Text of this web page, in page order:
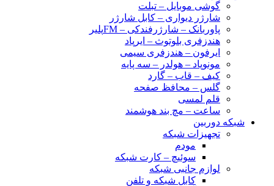
گوشی موبایل – تبلت
شارژر دیواری – کابل شارژر
پاوربانک – شارژرفندکی – FMپلیر
هندزفری بلوتوث – ایرپاد
ایرفون – هندزفری سیمی
مونوپاد – هولدر – سه پایه
کیف – قاب – گارد
گلس – محافظ صفحه
قلم لمسی
ساعت – مچ بند هوشمند
شبکه دوربین
تجهیزات شبکه
مودم
سوئیچ – کارت شبکه
لوازم جانبی شبکه
کابل شبکه و تلفن